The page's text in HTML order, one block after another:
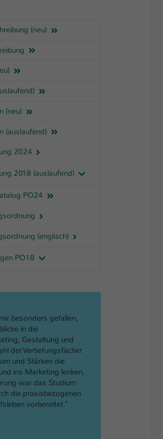
(neu)
(neu)
(auslaufend)
2024
2018 (auslaufend)
PO24
(englisch)
PO18
besonders gefallen,
in die
Gestaltung und
der Vertiefungsfächer
und Stärken die
ins Marketing lenken.
war das Studium
die praxisbezogenen
vorbereitet."